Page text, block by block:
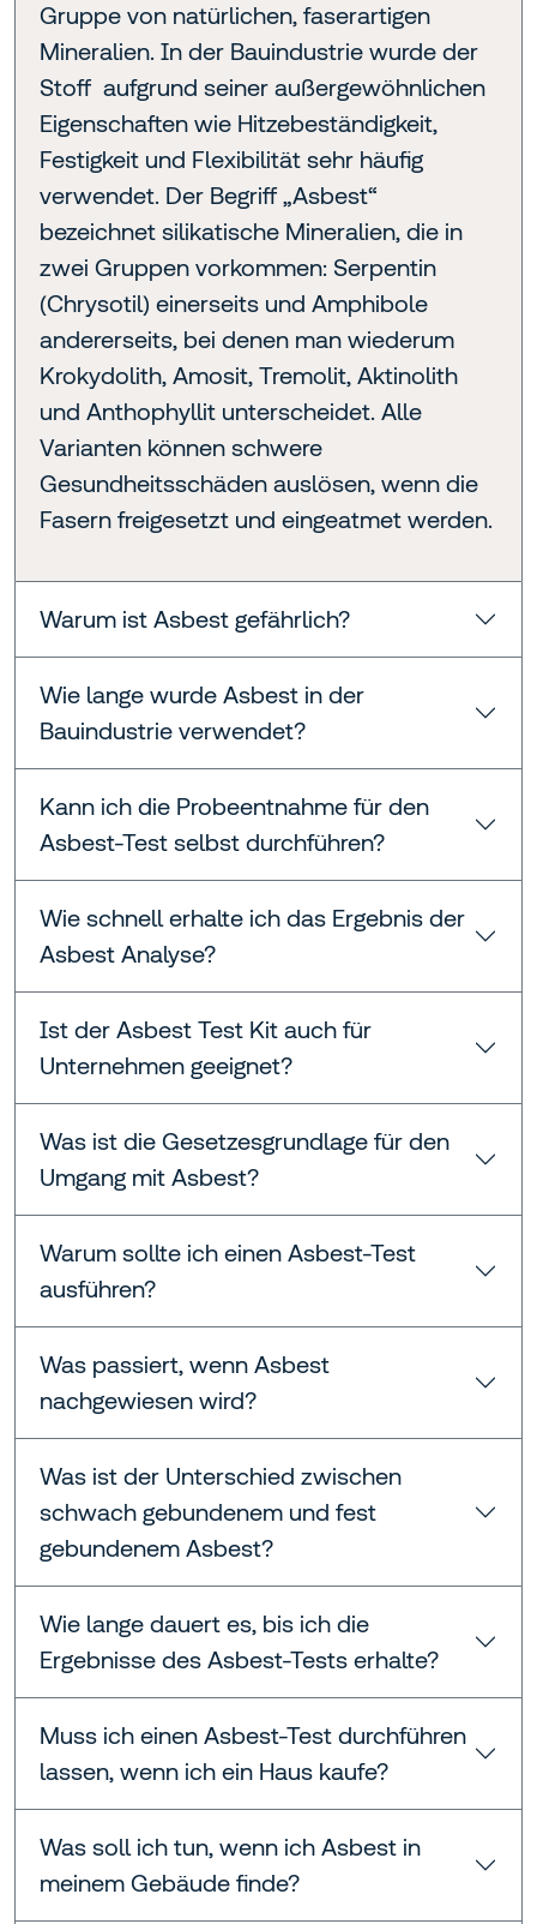
Gruppe von natürlichen, faserartigen
Mineralien. In der Bauindustrie wurde der
Stoff aufgrund seiner außergewöhnlichen
Eigenschaften wie Hitzebeständigkeit,
Festigkeit und Flexibilität sehr häufig
verwendet. Der Begriff „Asbest“
bezeichnet silikatische Mineralien, die in
zwei Gruppen vorkommen: Serpentin
(Chrysotil) einerseits und Amphibole
andererseits, bei denen man wiederum
Krokydolith, Amosit, Tremolit, Aktinolith
und Anthophyllit unterscheidet. Alle
Varianten können schwere
Gesundheitsschäden auslösen, wenn die
Fasern freigesetzt und eingeatmet werden.
Warum ist Asbest gefährlich?
Wie lange wurde Asbest in der
Bauindustrie verwendet?
Kann ich die Probeentnahme für den
Asbest-Test selbst durchführen?
Wie schnell erhalte ich das Ergebnis der
Asbest Analyse?
Ist der Asbest Test Kit auch für
Unternehmen geeignet?
Was ist die Gesetzesgrundlage für den
Umgang mit Asbest?
Warum sollte ich einen Asbest-Test
ausführen?
Was passiert, wenn Asbest
nachgewiesen wird?
Was ist der Unterschied zwischen
schwach gebundenem und fest
gebundenem Asbest?
Wie lange dauert es, bis ich die
Ergebnisse des Asbest-Tests erhalte?
Muss ich einen Asbest-Test durchführen
lassen, wenn ich ein Haus kaufe?
Was soll ich tun, wenn ich Asbest in
meinem Gebäude finde?